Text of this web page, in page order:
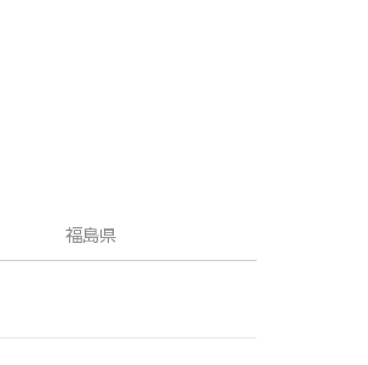
福島県